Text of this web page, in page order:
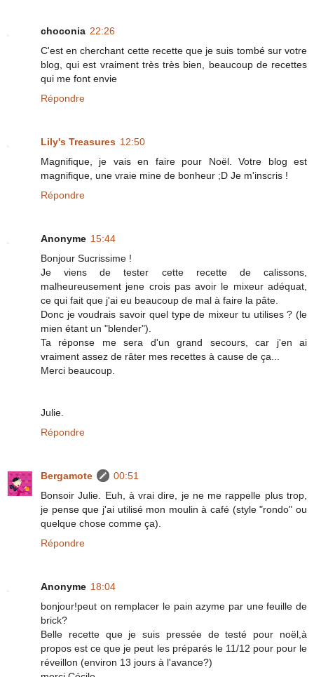
choconia 22:26
C'est en cherchant cette recette que je suis tombé sur votre
blog, qui est vraiment très très bien, beaucoup de recettes
qui me font envie
Répondre
Lily's Treasures 12:50
Magnifique, je vais en faire pour Noël. Votre blog est
magnifique, une vraie mine de bonheur ;D Je m'inscris !
Répondre
Anonyme 15:44
Bonjour Sucrissime !
Je viens de tester cette recette de calissons,
malheureusement jene crois pas avoir le mixeur adéquat,
ce qui fait que j'ai eu beaucoup de mal à faire la pâte.
Donc je voudrais savoir quel type de mixeur tu utilises ? (le
mien étant un "blender").
Ta réponse me sera d'un grand secours, car j'en ai
vraiment assez de râter mes recettes à cause de ça...
Merci beaucoup.
Julie.
Répondre
Bergamote
00:51
Bonsoir Julie. Euh, à vrai dire, je ne me rappelle plus trop,
je pense que j'ai utilisé mon moulin à café (style "rondo" ou
quelque chose comme ça).
Répondre
Anonyme 18:04
bonjour!peut on remplacer le pain azyme par une feuille de
brick?
Belle recette que je suis pressée de testé pour noël,à
propos est ce que je peut les préparés le 11/12 pour pour le
réveillon (environ 13 jours à l'avance?)